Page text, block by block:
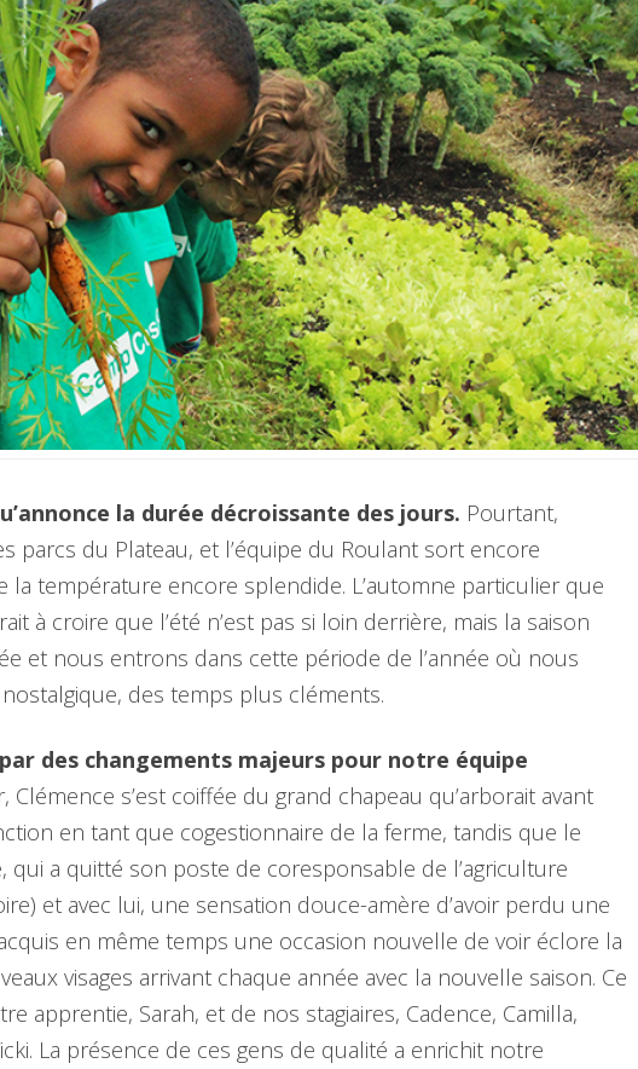
la durée décroissante des jours. Pourtant,
parcs du Plateau, et l’équipe du Roulant sort encore
température encore splendide. L’automne particulier que
à croire que l’été n’est pas si loin derrière, mais la saison
et nous entrons dans cette période de l’année où nous
des temps plus cléments.
des changements majeurs pour notre équipe
Clémence s’est coiffée du grand chapeau qu’arborait avant
en tant que cogestionnaire de la ferme, tandis que le
a quitté son poste de coresponsable de l’agriculture
et avec lui, une sensation douce-amère d’avoir perdu une
en même temps une occasion nouvelle de voir éclore la
visages arrivant chaque année avec la nouvelle saison. Ce
apprentie, Sarah, et de nos stagiaires, Cadence, Camilla,
La présence de ces gens de qualité a enrichit notre